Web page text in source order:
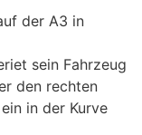
der A3 in
sein Fahrzeug
den rechten
in der Kurve